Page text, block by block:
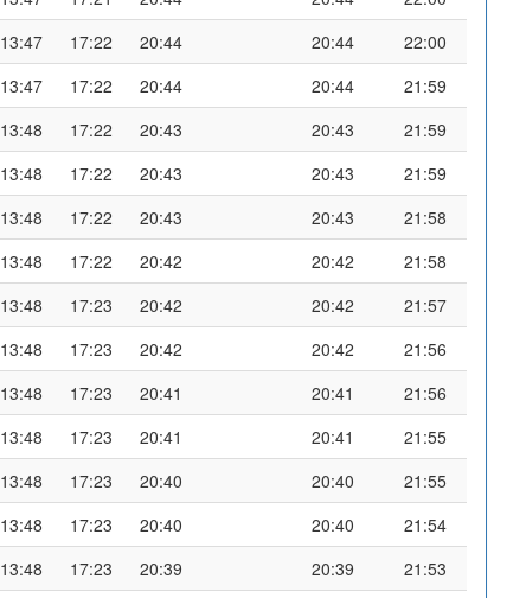
13:47 17:22 20:44 20:44
22:00
13:47 17:22 20:44 20:44
21:59
13:48 17:22 20:43 20:43
21:59
13:48 17:22 20:43 20:43
21:59
13:48 17:22 20:43 20:43
21:58
13:48 17:22 20:42 20:42
21:58
13:48 17:23 20:42 20:42
21:57
13:48 17:23 20:42 20:42
21:56
13:48 17:23 20:41 20:41
21:56
13:48 17:23 20:41 20:41
21:55
13:48 17:23 20:40 20:40
21:55
13:48 17:23 20:40 20:40
21:54
13:48 17:23 20:39 20:39
21:53